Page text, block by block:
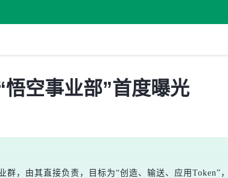
空事业部”首度曝光
群，由其直接负责，目标为“创造、输送、应用